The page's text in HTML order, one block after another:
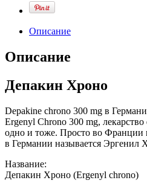
Описание
Описание
Депакин Хроно
Depakine chrono 300 mg в
Ergenyl Chrono 300 mg,
одно и тоже. Просто во Франции
в Германии называется Эргенил
Название:
Депакин Хроно (Ergenyl chrono)